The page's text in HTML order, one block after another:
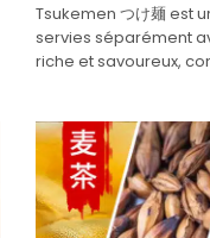
Tsukemen つけ麺 est
servies séparément
riche et savoureux,